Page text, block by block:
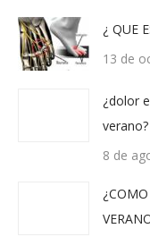
¿ QUE
13 de
¿dolor
8 de